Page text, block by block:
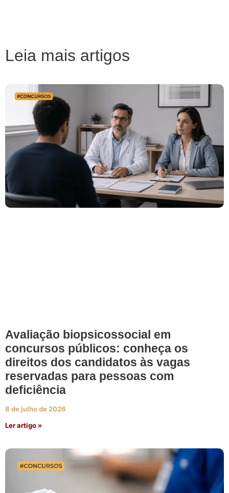
Leia mais artigos
Avaliação biopsicossocial em
concursos públicos: conheça os
direitos dos candidatos às vagas
reservadas para pessoas com
deficiência
8 de julho de 2026
Ler artigo »